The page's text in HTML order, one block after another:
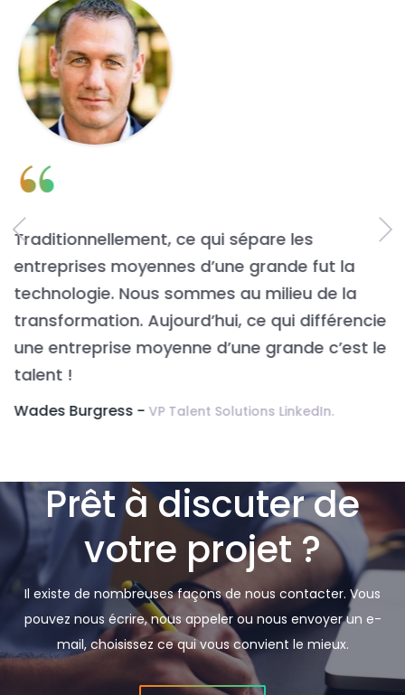
“
Traditionnellement, ce qui sépare les
entreprises moyennes d’une grande fut la
technologie. Nous sommes au milieu de la
transformation. Aujourd’hui, ce qui différencie
une entreprise moyenne d’une grande c’est le
talent !
Wades Burgress - VP Talent Solutions LinkedIn.
Prêt à discuter de
votre projet ?
Il existe de nombreuses façons de nous contacter. Vous
pouvez nous écrire, nous appeler ou nous envoyer un e-
mail, choisissez ce qui vous convient le mieux.